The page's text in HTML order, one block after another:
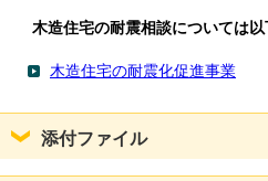
木造住宅の耐震相談については以
木造住宅の耐震化促進事業
添付ファイル